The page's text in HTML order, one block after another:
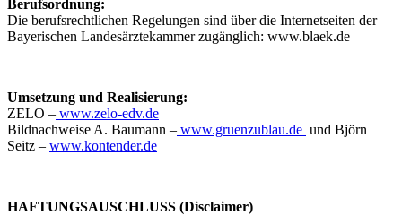
Berufsordnung:
Die berufsrechtlichen Regelungen sind über die Internetseiten der
Bayerischen Landesärztekammer zugänglich: www.blaek.de
Umsetzung und Realisierung:
ZELO – www.zelo-edv.de
Bildnachweise A. Baumann – www.gruenzublau.de und Björn
Seitz – www.kontender.de
HAFTUNGSAUSCHLUSS (Disclaimer)